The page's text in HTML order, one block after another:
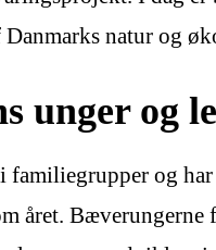
natur og
unger og
familiegrupper og
året. Bæverungerne